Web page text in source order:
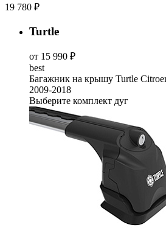
19 780 ₽
Turtle
от 15 990 ₽
best
Багажник на крышу Turtle
2009-2018
Выберите комплект дуг